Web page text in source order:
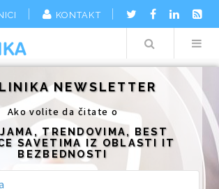
KONTAKT
Search
NEWSLETTER
Ako volite da čitate o
TRENDOVIMA, BEST
SAVETIMA IZ OBLASTI IT
BEZBEDNOSTI